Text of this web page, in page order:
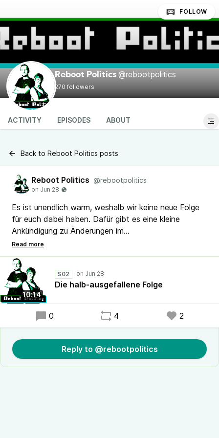
Reboot Politics @rebootpolitics
270 followers
FOLLOW
ACTIVITY EPISODES ABOUT
Back to Reboot Politics posts
Reboot Politics @rebootpolitics
Es ist unendlich warm, weshalb wir keine neue Folge
für euch dabei haben. Dafür gibt es eine kleine
Ankündigung zu Änderungen im
Veröffentlichungsrhythmus und eine Hörversion eines
Berichts zur Entscheidung über die
Polizeirechtsnovelle in Sachsen als Bonus.
Passt alle auf euch auf und trinkt genug bei dem
Wetter! Wir hören uns.
10:14
S02
Die halb-ausgefallene Folge
0 4 2
Reply to @rebootpolitics